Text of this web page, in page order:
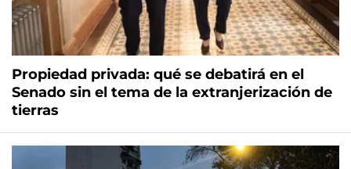
Propiedad privada: qué se debatirá en el
Senado sin el tema de la extranjerización de
tierras